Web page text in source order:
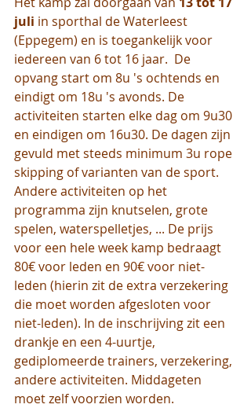
juli in sporthal de Waterleest
(Eppegem) en is toegankelijk voor
iedereen van 6 tot 16 jaar.  De
opvang start om 8u 's ochtends en
eindigt om 18u 's avonds. De
activiteiten starten elke dag om 9u30
en eindigen om 16u30. De dagen zijn
gevuld met steeds minimum 3u rope
skipping of varianten van de sport.
Andere activiteiten op het
programma zijn knutselen, grote
spelen, waterspelletjes, ... De prijs
voor een hele week kamp bedraagt
80€ voor leden en 90€ voor niet-
leden (hierin zit de extra verzekering
die moet worden afgesloten voor
niet-leden). In de inschrijving zit een
drankje en een 4-uurtje,
gediplomeerde trainers, verzekering,
andere activiteiten. Middageten
moet zelf voorzien worden.